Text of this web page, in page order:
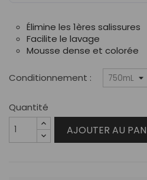
Élimine les 1ères salissures
Facilite le lavage
Mousse dense et colorée
Conditionnement :
Quantité
AJOUTER AU